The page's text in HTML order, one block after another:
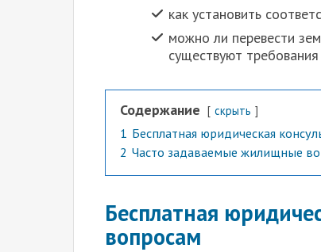
как установить
можно ли перевести
существуют
Содержание скрыть
1 Бесплатная юридическая
2 Часто задаваемые жилищные
Бесплатная
вопросам